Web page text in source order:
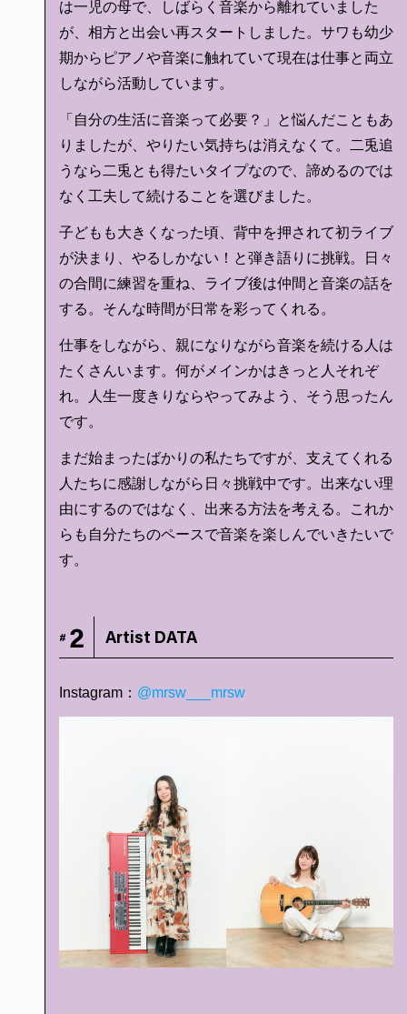
は一児の母で、しばらく音楽から離れていました
が、相方と出会い再スタートしました。サワも幼少
期からピアノや音楽に触れていて現在は仕事と両立
しながら活動しています。
「自分の生活に音楽って必要？」と悩んだこともあ
りましたが、やりたい気持ちは消えなくて。二兎追
うなら二兎とも得たいタイプなので、諦めるのでは
なく工夫して続けることを選びました。
子どもも大きくなった頃、背中を押されて初ライブ
が決まり、やるしかない！と弾き語りに挑戦。日々
の合間に練習を重ね、ライブ後は仲間と音楽の話を
する。そんな時間が日常を彩ってくれる。
仕事をしながら、親になりながら音楽を続ける人は
たくさんいます。何がメインかはきっと人それぞ
れ。人生一度きりならやってみよう、そう思ったん
です。
まだ始まったばかりの私たちですが、支えてくれる
人たちに感謝しながら日々挑戦中です。出来ない理
由にするのではなく、出来る方法を考える。これか
らも自分たちのペースで音楽を楽しんでいきたいで
す。
# 2 Artist DATA
Instagram： @mrsw___mrsw